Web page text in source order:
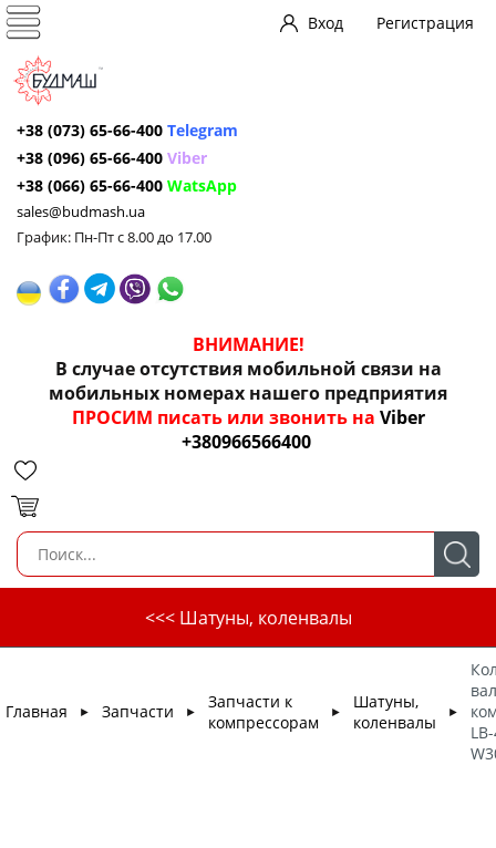
Вход Регистрация
+38 (073) 65-66-400 Telegram
+38 (096) 65-66-400 Viber
+38 (066) 65-66-400 WatsApp
sales@budmash.ua
График: Пн-Пт с 8.00 до 17.00
ВНИМАНИЕ!
В случае отсутствия мобильной связи на
мобильных номерах нашего предприятия
ПРОСИМ писать или звонить на Viber
+380966566400
<<< Шатуны, коленвалы
Главная ► Запчасти ►
Запчасти к
компрессорам
►
Шатуны,
коленвалы
►